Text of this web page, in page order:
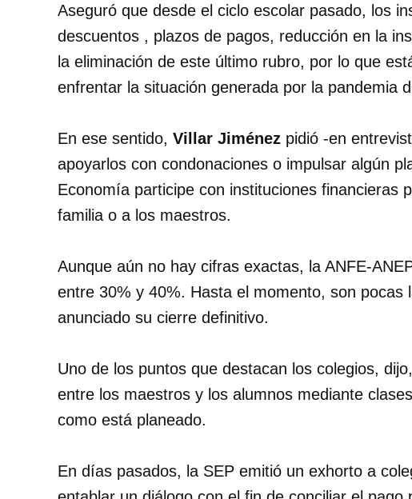
Aseguró que desde el ciclo escolar pasado, los
descuentos , plazos de pagos, reducción en la
la eliminación de este último rubro, por lo que
enfrentar la situación generada por la pandemia
En ese sentido, Villar Jiménez pidió -en
apoyarlos con condonaciones o impulsar algún
Economía participe con instituciones financieras
familia o a los maestros.
Aunque aún no hay cifras exactas, la ANFE-
entre 30% y 40%. Hasta el momento, son pocas
anunciado su cierre definitivo.
Uno de los puntos que destacan los colegios,
entre los maestros y los alumnos mediante
como está planeado.
En días pasados, la SEP emitió un exhorto a